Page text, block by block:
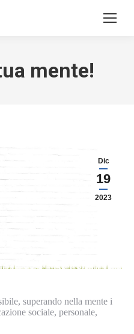
mente!
Dic
19
2023
superando nella mente i
sociale, personale,